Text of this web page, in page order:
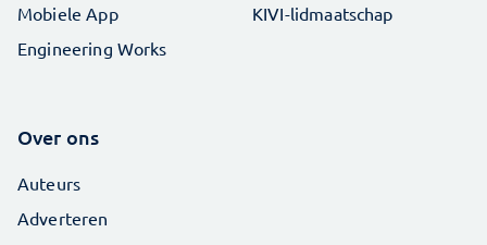
Mobiele App
Engineering Works
KIVI-lidmaatschap
Over ons
Auteurs
Adverteren